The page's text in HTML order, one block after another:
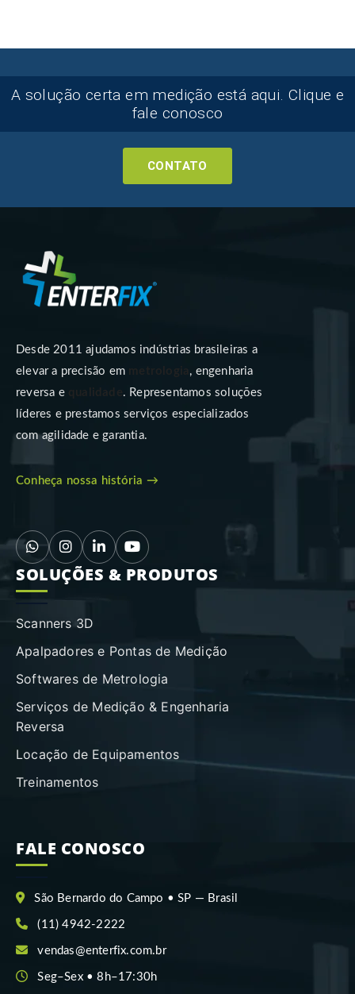
A solução certa em medição está aqui. Clique e
fale conosco
CONTATO
Desde 2011 ajudamos indústrias brasileiras a
elevar a precisão em
, engenharia
reversa e
. Representamos soluções
líderes e prestamos serviços especializados
com agilidade e garantia.
Conheça nossa história →
SOLUÇÕES & PRODUTOS
Scanners 3D
Apalpadores e Pontas de Medição
Softwares de Metrologia
Serviços de Medição & Engenharia
Reversa
Locação de Equipamentos
Treinamentos
FALE CONOSCO
São Bernardo do Campo • SP — Brasil
(11) 4942-2222
vendas@enterfix.com.br
Seg–Sex • 8h–17:30h